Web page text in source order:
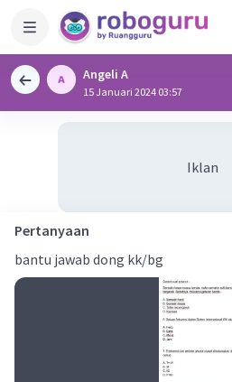
Angeli A
15 Januari 2024 03:57
Iklan
Pertanyaan
bantu jawab dong kk/bg